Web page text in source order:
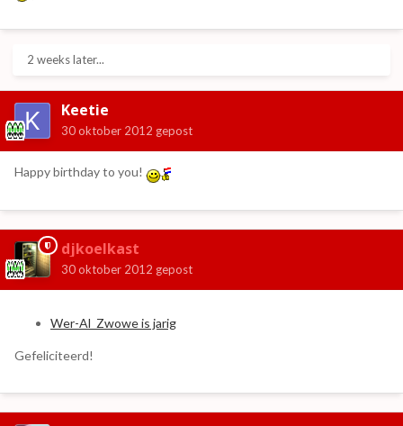
2 weeks later...
Keetie
30 oktober 2012 gepost
Happy birthday to you!
djkoelkast
30 oktober 2012 gepost
Wer-Al_Zwowe is jarig
Gefeliciteerd!